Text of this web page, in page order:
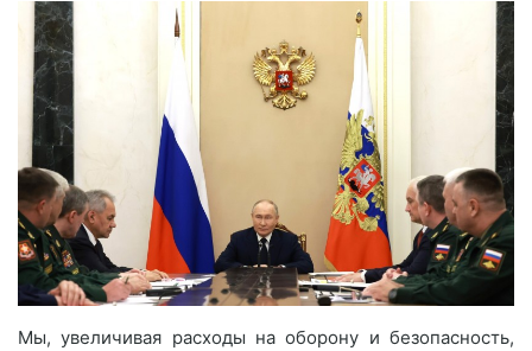
Мы, увеличивая расходы на оборону и безопасность,